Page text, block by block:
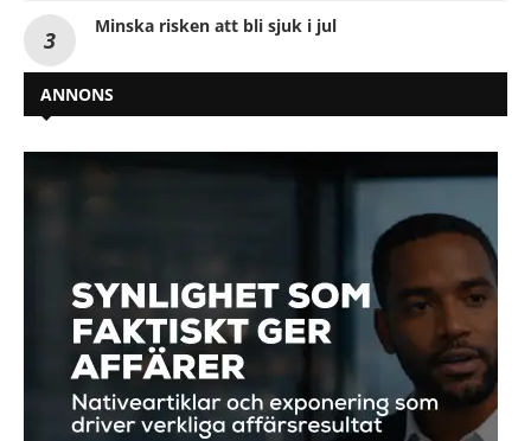
Minska risken att bli sjuk i jul
ANNONS